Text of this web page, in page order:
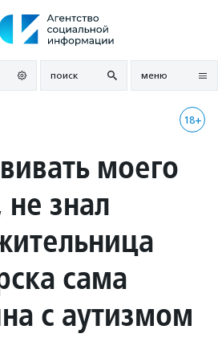
поиск меню
18+
моего
знал
сама
с аутизмом